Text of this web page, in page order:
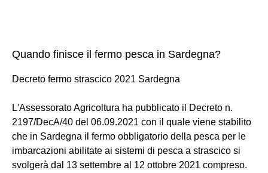
Quando finisce il fermo pesca in Sardegna?
Decreto fermo strascico 2021 Sardegna
L'Assessorato Agricoltura ha pubblicato il Decreto n.
2197/DecA/40 del 06.09.2021 con il quale viene stabilito
che in Sardegna il fermo obbligatorio della pesca per le
imbarcazioni abilitate ai sistemi di pesca a strascico si
svolgerà dal 13 settembre al 12 ottobre 2021 compreso.